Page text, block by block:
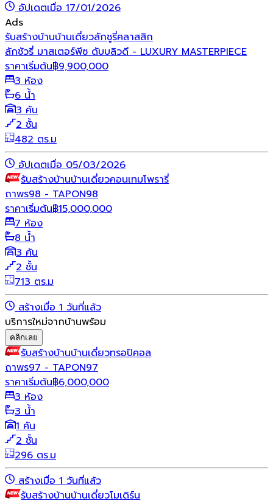
อัปเดตเมื่อ 17/01/2026
Ads
รับสร้างบ้านบ้านเดี่ยวลักชูรี่คลาสสิก
ลักชัวรี่ มาสเตอร์พีซ ดับบลิวดี - LUXURY MASTERPIECE
ราคาเริ่มต้น฿9,900,000
3 ห้อง
6 น้ำ
3 คัน
2 ชั้น
482 ตร.ม
อัปเดตเมื่อ 05/03/2026
รับสร้างบ้านบ้านเดี่ยวคอนเทมโพรารี่
ถาพร98 - TAPON98
ราคาเริ่มต้น฿15,000,000
7 ห้อง
8 น้ำ
3 คัน
2 ชั้น
713 ตร.ม
สร้างเมื่อ 1 วันที่แล้ว
บริการใหม่จากบ้านพร้อม
คลิกเลย
รับสร้างบ้านบ้านเดี่ยวทรอปิคอล
ถาพร97 - TAPON97
ราคาเริ่มต้น฿6,000,000
3 ห้อง
3 น้ำ
1 คัน
2 ชั้น
296 ตร.ม
สร้างเมื่อ 1 วันที่แล้ว
รับสร้างบ้านบ้านเดี่ยวโมเดิร์น